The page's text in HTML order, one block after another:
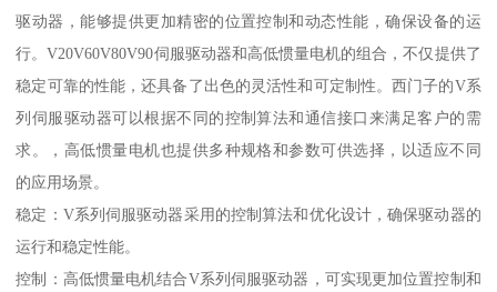
驱动器，能够提供更加精密的位置控制和动态性能，确保设备的运
行。V20V60V80V90伺服驱动器和高低惯量电机的组合，不仅提供了
稳定可靠的性能，还具备了出色的灵活性和可定制性。西门子的V系
列伺服驱动器可以根据不同的控制算法和通信接口来满足客户的需
求。，高低惯量电机也提供多种规格和参数可供选择，以适应不同
的应用场景。
稳定：V系列伺服驱动器采用的控制算法和优化设计，确保驱动器的
运行和稳定性能。
控制：高低惯量电机结合V系列伺服驱动器，可实现更加位置控制和